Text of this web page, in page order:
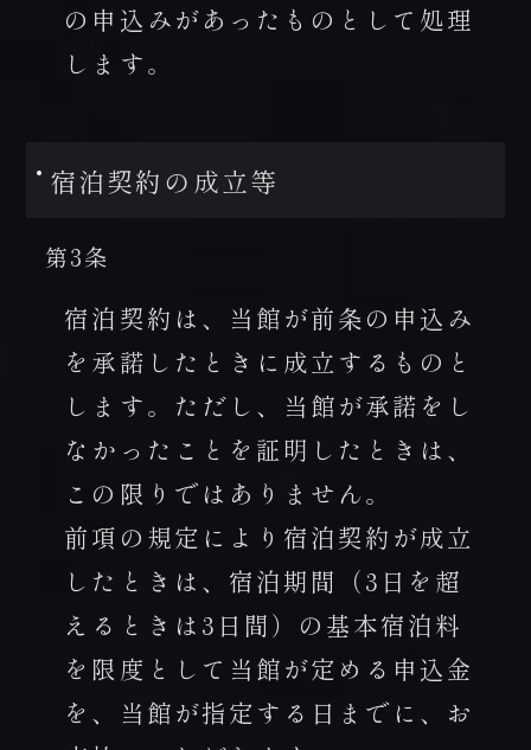
の申込みがあったものとして処理
します。
宿泊契約の成立等
第3条
宿泊契約は、当館が前条の申込み
を承諾したときに成立するものと
します。ただし、当館が承諾をし
なかったことを証明したときは、
この限りではありません。
前項の規定により宿泊契約が成立
したときは、宿泊期間（3日を超
えるときは3日間）の基本宿泊料
を限度として当館が定める申込金
を、当館が指定する日までに、お